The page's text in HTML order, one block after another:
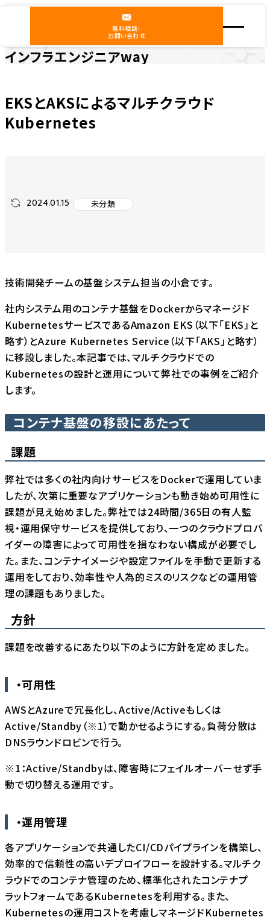
無料相談・
お問い合わせ
インフラエンジニアway
EKSとAKSによるマルチクラウド
Kubernetes
2024.01.15 未分類
技術開発チームの基盤システム担当の小倉です。
社内システム用のコンテナ基盤をDockerからマネージド
KubernetesサービスであるAmazon EKS（以下「EKS」と
略す）とAzure Kubernetes Service（以下「AKS」と略す）
に移設しました。本記事では、マルチクラウドでの
Kubernetesの設計と運用について弊社での事例をご紹介
します。
コンテナ基盤の移設にあたって
課題
弊社では多くの社内向けサービスをDockerで運用していま
したが、次第に重要なアプリケーションも動き始め可用性に
課題が見え始めました。弊社では24時間/365日の有人監
視・運用保守サービスを提供しており、一つのクラウドプロバ
イダーの障害によって可用性を損なわない構成が必要でし
た。また、コンテナイメージや設定ファイルを手動で更新する
運用をしており、効率性や人為的ミスのリスクなどの運用管
理の課題もありました。
方針
課題を改善するにあたり以下のように方針を定めました。
・可用性
AWSとAzureで冗長化し、Active/Activeもしくは
Active/Standby（※1）で動かせるようにする。負荷分散は
DNSラウンドロビンで行う。
※1：Active/Standbyは、障害時にフェイルオーバーせず手
動で切り替える運用です。
・運用管理
各アプリケーションで共通したCI/CDパイプラインを構築し、
効率的で信頼性の高いデプロイフローを設計する。マルチク
ラウドでのコンテナ管理のため、標準化されたコンテナプ
ラットフォームであるKubernetesを利用する。また、
Kubernetesの運用コストを考慮しマネージドKubernetes